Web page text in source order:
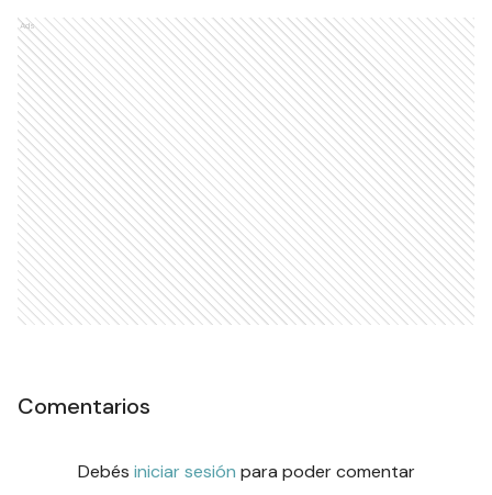
Ads
Comentarios
Debés iniciar sesión para poder comentar